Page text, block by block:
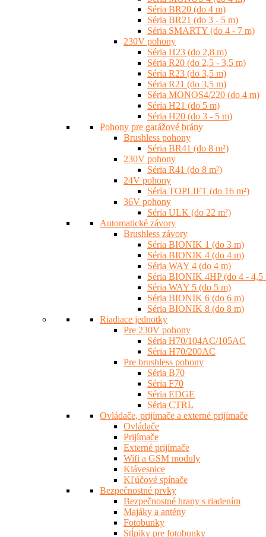
Séria BR20 (do 4 m)
Séria BR21 (do 3 - 5 m)
Séria SMARTY (do 4 - 7 m)
230V pohony
Séria H23 (do 2,8 m)
Séria R20 (do 2,5 - 3,5 m)
Séria R23 (do 3,5 m)
Séria R21 (do 3,5 m)
Séria MONOS4/220 (do 4 m)
Séria H21 (do 5 m)
Séria H20 (do 3 - 5 m)
Pohony pre garážové brány
Brushless pohony
Séria BR41 (do 8 m²)
230V pohony
Séria R41 (do 8 m²)
24V pohony
Séria TOPLIFT (do 16 m²)
36V pohony
Séria ULK (do 22 m²)
Automatické závory
Brushless závory
Séria BIONIK 1 (do 3 m)
Séria BIONIK 4 (do 4 m)
Séria WAY 4 (do 4 m)
Séria BIONIK 4HP (do 4 - 4,5
Séria WAY 5 (do 5 m)
Séria BIONIK 6 (do 6 m)
Séria BIONIK 8 (do 8 m)
Riadiace jednotky
Pre 230V pohony
Séria H70/104AC/105AC
Séria H70/200AC
Pre brushless pohony
Séria B70
Séria F70
Séria EDGE
Séria CTRL
Ovládače, prijímače a externé prijímače
Ovládače
Prijímače
Externé prijímače
Wifi a GSM moduly
Klávesnice
Kľúčové spínače
Bezpečnostné prvky
Bezpečnostné hrany s riadením
Majáky a antény
Fotobunky
Stĺpiky pre fotobunky